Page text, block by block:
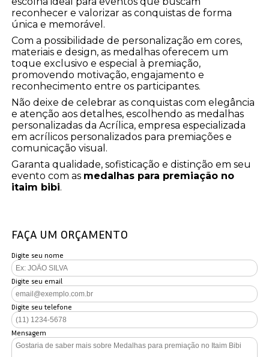
reconhecer e valorizar as conquistas de forma
única e memorável.
Com a possibilidade de personalização em cores,
materiais e design, as medalhas oferecem um
toque exclusivo e especial à premiação,
promovendo motivação, engajamento e
reconhecimento entre os participantes.
Não deixe de celebrar as conquistas com elegância
e atenção aos detalhes, escolhendo as medalhas
personalizadas da Acrílica, empresa especializada
em acrílicos personalizados para premiações e
comunicação visual.
Garanta qualidade, sofisticação e distinção em seu
evento com as medalhas para premiação no
itaim bibi.
FAÇA UM ORÇAMENTO
Digite seu nome
Digite seu email
Digite seu telefone
Mensagem